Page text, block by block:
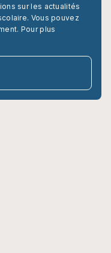
sur les actualités
Vous pouvez
Pour plus